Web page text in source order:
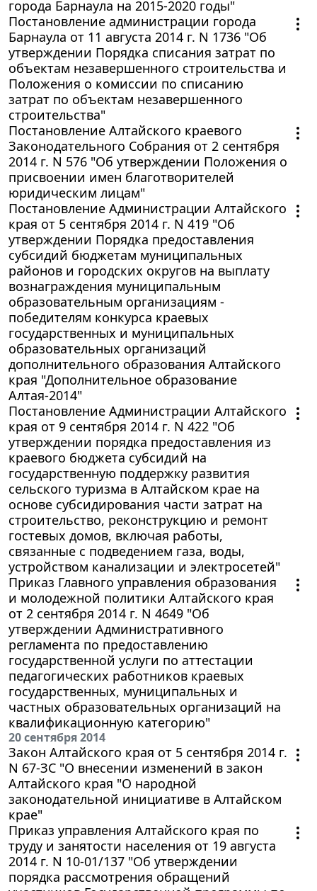
города Барнаула на 2015-2020 годы"
Постановление администрации города
Барнаула от 11 августа 2014 г. N 1736 "Об
утверждении Порядка списания затрат по
объектам незавершенного строительства и
Положения о комиссии по списанию
затрат по объектам незавершенного
строительства"
Постановление Алтайского краевого
Законодательного Собрания от 2 сентября
2014 г. N 576 "Об утверждении Положения о
присвоении имен благотворителей
юридическим лицам"
Постановление Администрации Алтайского
края от 5 сентября 2014 г. N 419 "Об
утверждении Порядка предоставления
субсидий бюджетам муниципальных
районов и городских округов на выплату
вознаграждения муниципальным
образовательным организациям -
победителям конкурса краевых
государственных и муниципальных
образовательных организаций
дополнительного образования Алтайского
края "Дополнительное образование
Алтая-2014"
Постановление Администрации Алтайского
края от 9 сентября 2014 г. N 422 "Об
утверждении порядка предоставления из
краевого бюджета субсидий на
государственную поддержку развития
сельского туризма в Алтайском крае на
основе субсидирования части затрат на
строительство, реконструкцию и ремонт
гостевых домов, включая работы,
связанные с подведением газа, воды,
устройством канализации и электросетей"
Приказ Главного управления образования
и молодежной политики Алтайского края
от 2 сентября 2014 г. N 4649 "Об
утверждении Административного
регламента по предоставлению
государственной услуги по аттестации
педагогических работников краевых
государственных, муниципальных и
частных образовательных организаций на
квалификационную категорию"
20 сентября 2014
Закон Алтайского края от 5 сентября 2014 г.
N 67-ЗС "О внесении изменений в закон
Алтайского края "О народной
законодательной инициативе в Алтайском
крае"
Приказ управления Алтайского края по
труду и занятости населения от 19 августа
2014 г. N 10-01/137 "Об утверждении
порядка рассмотрения обращений